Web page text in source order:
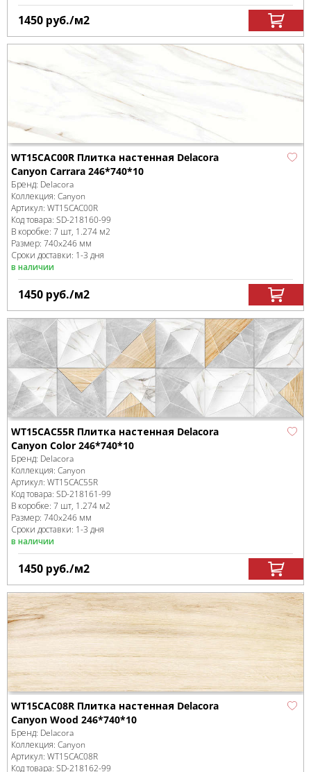
1450 руб./м2
WT15CAC00R Плитка настенная Delacora
Canyon Carrara 246*740*10
Бренд: Delacora
Коллекция: Canyon
Артикул: WT15CAC00R
Код товара: SD-218160-99
В коробке: 7 шт, 1.274 м2
Размер: 740x246 мм
Сроки доставки: 1-3 дня
в наличии
1450 руб./м2
WT15CAC55R Плитка настенная Delacora
Canyon Color 246*740*10
Бренд: Delacora
Коллекция: Canyon
Артикул: WT15CAC55R
Код товара: SD-218161-99
В коробке: 7 шт, 1.274 м2
Размер: 740x246 мм
Сроки доставки: 1-3 дня
в наличии
1450 руб./м2
WT15CAC08R Плитка настенная Delacora
Canyon Wood 246*740*10
Бренд: Delacora
Коллекция: Canyon
Артикул: WT15CAC08R
Код товара: SD-218162-99